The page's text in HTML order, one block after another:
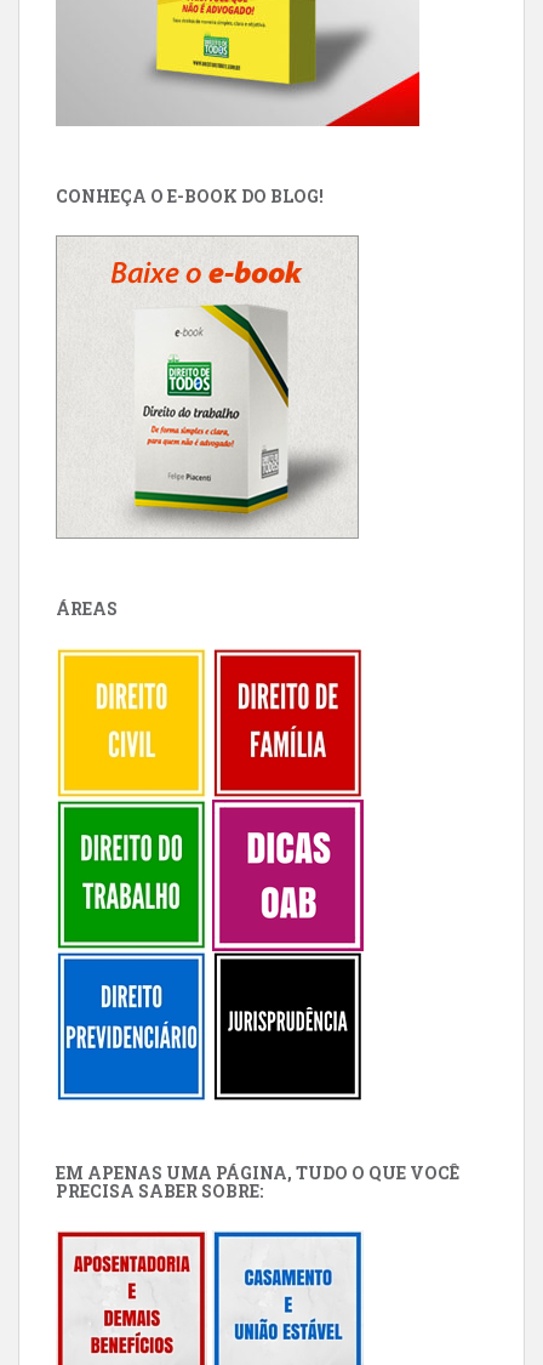
CONHEÇA O E-BOOK DO BLOG!
ÁREAS
EM APENAS UMA PÁGINA, TUDO O QUE VOCÊ
PRECISA SABER SOBRE: